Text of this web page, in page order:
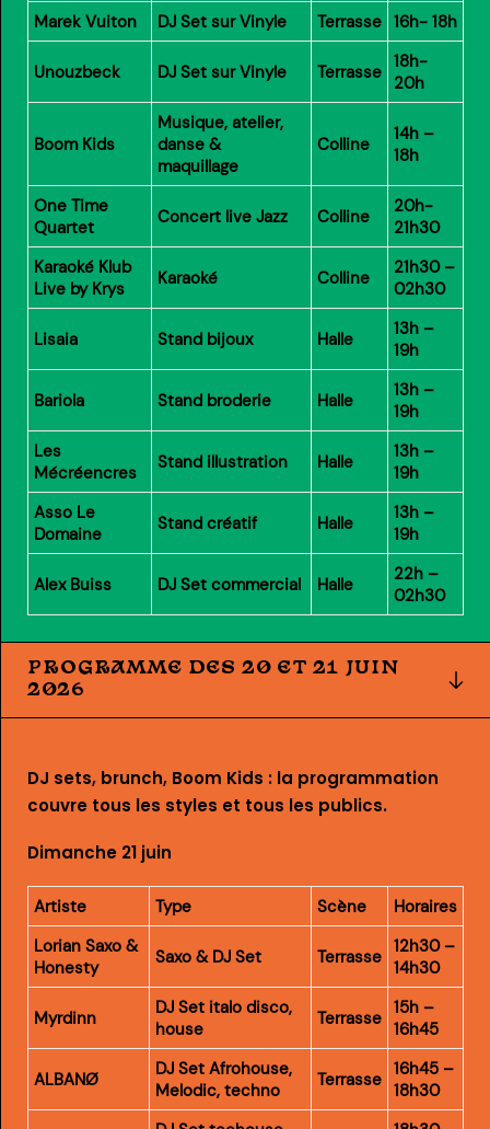
Marek Vuiton
DJ Set sur Vinyle Terrasse 16h- 18h
Unouzbeck DJ Set sur Vinyle Terrasse 18h-
20h
Boom Kids
Musique, atelier,
danse &
maquillage
Colline
14h –
18h
One Time
Quartet
Concert live Jazz Colline
20h-
21h30
Karaoké Klub
Live by Krys
Karaoké Colline
21h30 –
02h30
Lisaia Stand bijoux Halle
13h –
19h
Bariola Stand broderie Halle
13h –
19h
Les
Mécréencres
Stand illustration Halle
13h –
19h
Asso Le
Domaine
Stand créatif Halle
13h –
19h
Alex Buiss DJ Set commercial Halle
22h –
02h30
PROGRAMME DES 20 ET 21 JUIN
2026
DJ sets, brunch, Boom Kids : la programmation
couvre tous les styles et tous les publics.
Dimanche 21 juin
Artiste Type Scène
Horaires
Lorian Saxo &
Honesty
Saxo & DJ Set Terrasse 12h30 –
14h30
Myrdinn
DJ Set italo disco,
house
Terrasse 15h –
16h45
ALBANØ DJ Set Afrohouse,
Melodic, techno
Terrasse 16h45 –
18h30